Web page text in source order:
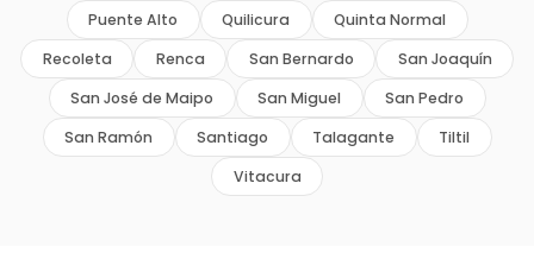
Puente Alto Quilicura
Quinta Normal
Recoleta
Renca San Bernardo
San Joaquín
San José de Maipo
San Miguel
San Pedro
San Ramón
Santiago Talagante
Tiltil
Vitacura